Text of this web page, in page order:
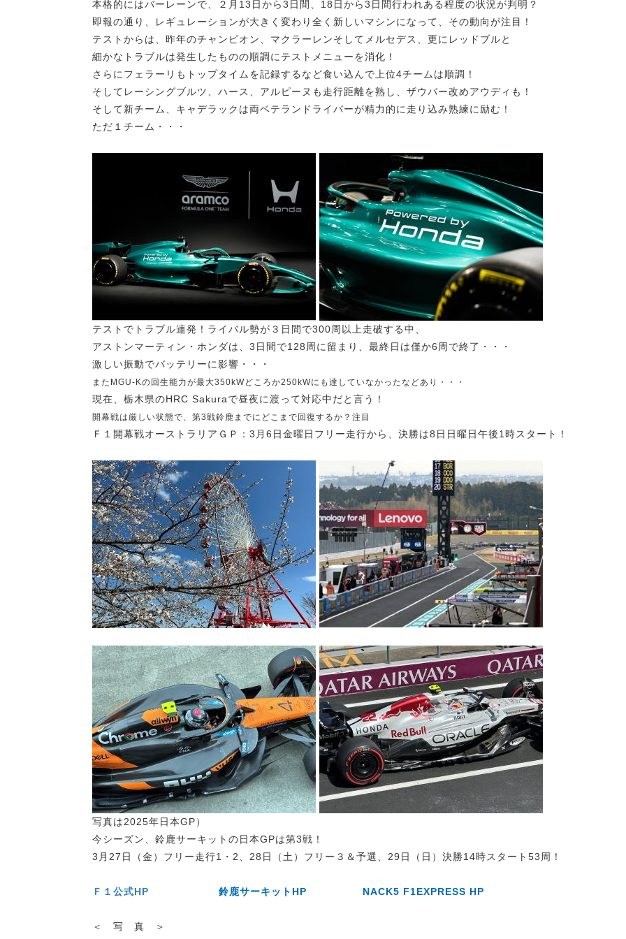
本格的にはバーレーンで、２月13日から3日間、18日から3日間行われある程度の状況が判明？
即報の通り、レギュレーションが大きく変わり全く新しいマシンになって、その動向が注目！
テストからは、昨年のチャンピオン、マクラーレンそしてメルセデス、更にレッドブルと
細かなトラブルは発生したものの順調にテストメニューを消化！
さらにフェラーリもトップタイムを記録するなど食い込んで上位4チームは順調！
そしてレーシングブルツ、ハース、アルピーヌも走行距離を熟し、ザウバー改めアウディも！
そして新チーム、キャデラックは両ベテランドライバーが精力的に走り込み熟練に励む！
ただ１チーム・・・
テストでトラブル連発！ライバル勢が３日間で300周以上走破する中、
アストンマーティン・ホンダは、3日間で128周に留まり、最終日は僅か6周で終了・・・
激しい振動でバッテリーに影響・・・
またMGU-Kの回生能力が最大350kWどころか250kWにも達していなかったなどあり・・・
現在、栃木県のHRC Sakuraで昼夜に渡って対応中だと言う！
開幕戦は厳しい状態で、第3戦鈴鹿までにどこまで回復するか？注目
Ｆ１開幕戦オーストラリアＧＰ：3月6日金曜日フリー走行から、決勝は8日日曜日午後1時スタート！
写真は2025年日本GP）
今シーズン、鈴鹿サーキットの日本GPは第3戦！
3月27日（金）フリー走行1・2、28日（土）フリー３＆予選、29日（日）決勝14時スタート53周！
Ｆ１公式HP 鈴鹿サーキットHP NACK5 F1EXPRESS HP
＜ 写 真 ＞